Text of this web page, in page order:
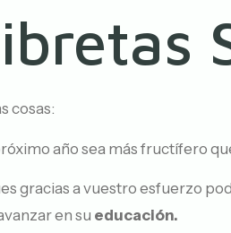
cosas:
año sea más fructífero
gracias a vuestro esfuerzo
en su educación.